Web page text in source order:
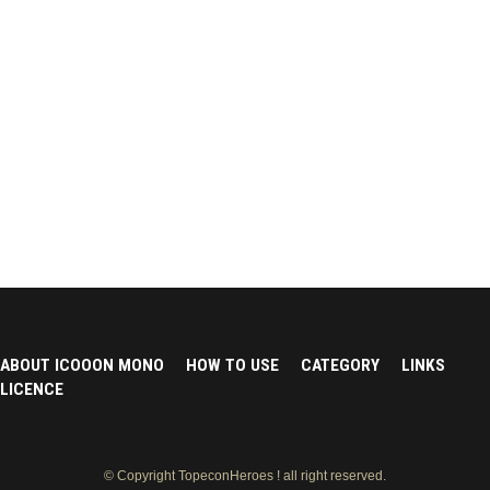
ABOUT ICOOON MONO HOW TO USE CATEGORY
LINKS
LICENCE
© Copyright TopeconHeroes ! all right reserved.